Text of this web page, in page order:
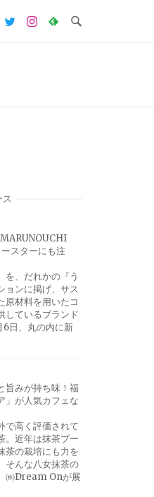
ス
スターにも注
を、だれかの『う
ョンに掲げ、サス
原材料を用いたコ
しているブランド
日、丸の内に新
旨みが持ち味！福
」が人気カフェな
で高く評価されて
。近年は抹茶ブー
茶の栽培にも力を
そんな八女抹茶の
㈱Dream Onが展